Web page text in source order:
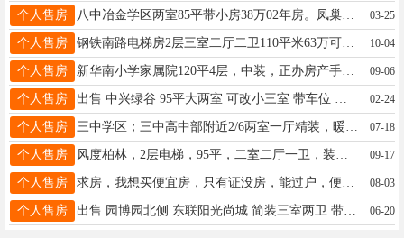
个人售房 八中冶金学区两室85平带小房38万02年房。凤巢园150平带车库56万。杏园小区92平精装55万13229075082 03-25
个人售房 10-04
个人售房 新华南小学家属院120平4层，中装，正办房产手续，可直接办在购房人名下18431999689加微了解更多优质租售房源 09-06
个人售房 02-24
个人售房 07-18
个人售房 09-17
个人售房 08-03
个人售房 出售 园博园北侧 东联阳光尚城 简装三室两卫 带车库 126平 45万急售 电话17703296540 06-20